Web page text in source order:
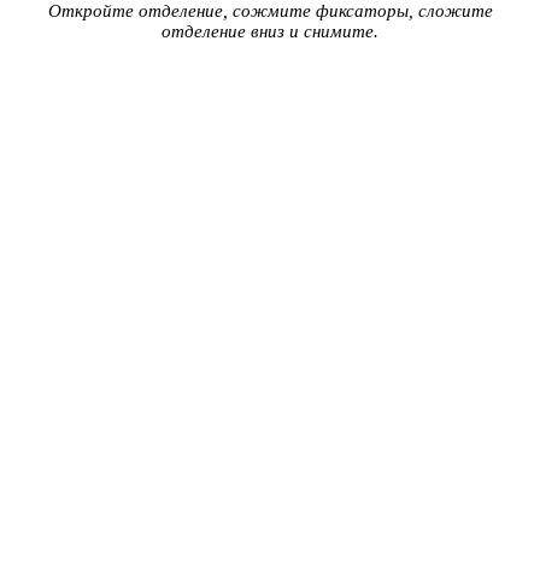
Откройте отделение, сожмите фиксаторы, сложите
отделение вниз и снимите.